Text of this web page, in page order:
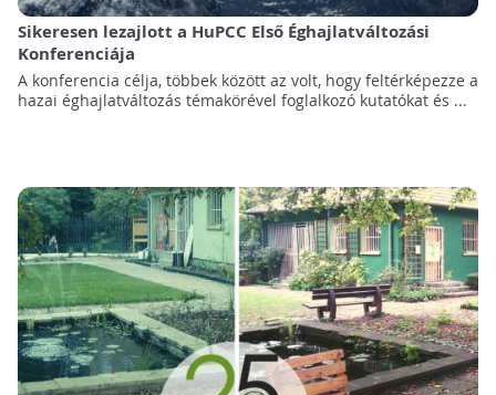
Sikeresen lezajlott a HuPCC Első Éghajlatváltozási
Konferenciája
A konferencia célja, többek között az volt, hogy feltérképezze a
hazai éghajlatváltozás témakörével foglalkozó kutatókat és ...